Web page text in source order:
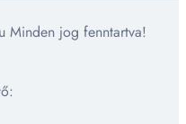
Minden jog fenntartva!